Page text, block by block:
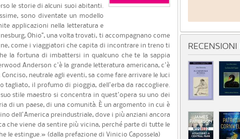
le storie di alcuni suoi abitanti.
sono diventate un modello
applicazioni nella letteratura e
Ohio", una volta trovati, ti accompagnano come
come i viaggiatori che capita di incontrare in treno ti
la fortuna di imbattersi in qualcuno che te la sappia
Anderson c'è la grande letteratura americana, c'è
neutrale agli eventi, sa come fare arrivare le luci
tagliato, il profumo di pioggia, dell'erba da raccogliere.
stile maestro si concentra in quest'opera su uno dei
di un paese, di una comunità. È un argomento in cui è
dell'America preindustriale, dove i più anziani ancora
che viene da sentire più vicina, perché parte di tutte le
le estingue.» (dalla prefazione di Vinicio Capossela)
RECENSIONI